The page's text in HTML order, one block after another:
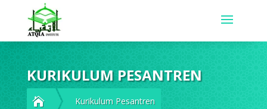
KURIKULUM PESANTREN
 Kurikulum Pesantren